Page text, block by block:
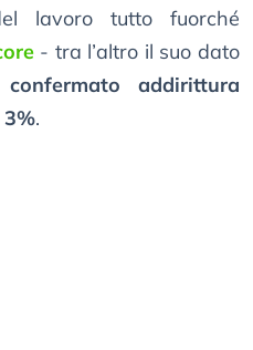
lavoro tutto fuorché
- tra l’altro il suo dato
addirittura
.